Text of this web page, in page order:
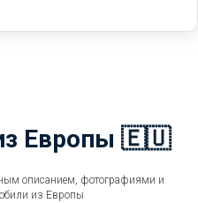
Европы 🇪🇺
описанием, фотографиями и
из Европы